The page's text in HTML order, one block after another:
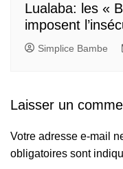
Lualaba: les «
imposent
Simplice Bambe
Laisser un
Votre adresse e-mail
obligatoires sont